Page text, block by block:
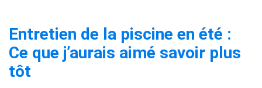
Entretien de la piscine en été :
Ce que j’aurais aimé savoir plus
tôt